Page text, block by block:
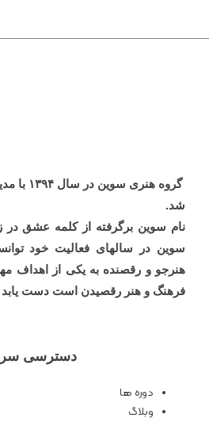
گروه
شد.
نام سوین برگرفته از کلمه عشق
هنرجو و رقصنده به یکی از اهداف
فرهنگ و هنر رقصیدن است دست یابد
دسترسی
دوره ها
وبلاگ